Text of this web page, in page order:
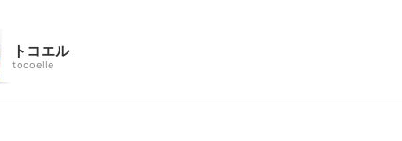
トコエル
tocoelle